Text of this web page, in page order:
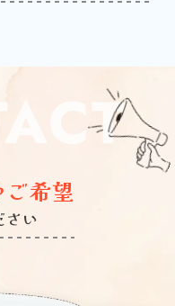
ご希望
さい